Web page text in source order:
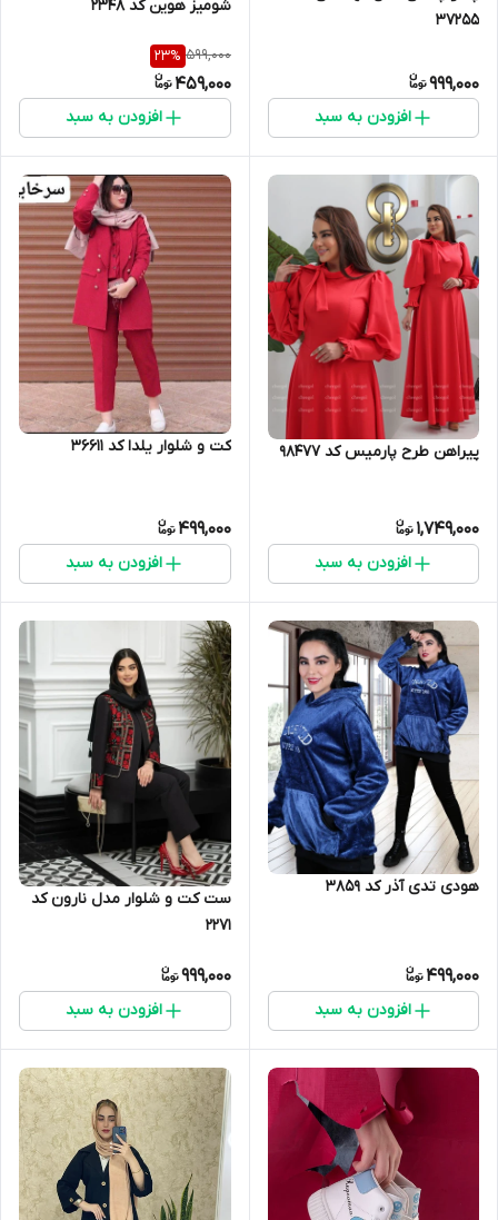
37255
999,000
افزودن به سبد
شومیز هوین کد ۲۳۴۸
599,000
23%
459,000
افزودن به سبد
پیراهن طرح پارمیس کد 98477
1,749,000
افزودن به سبد
کت و شلوار یلدا کد 36611
499,000
افزودن به سبد
هودی تدی آذر کد 3859
499,000
افزودن به سبد
ست کت و شلوار مدل نارون کد
2271
999,000
افزودن به سبد